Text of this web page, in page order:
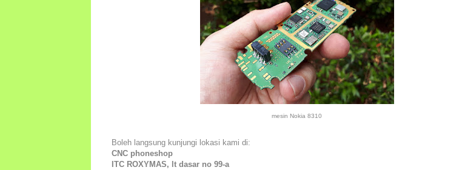
mesin Nokia 8310
Boleh langsung kunjungi lokasi kami di:
CNC phoneshop
ITC ROXYMAS, lt dasar no 99-a